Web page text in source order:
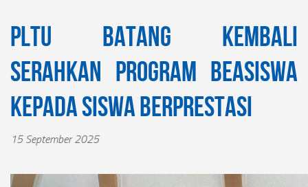
PLTU Batang Kembali
Serahkan Program Beasiswa
kepada Siswa Berprestasi
15 September 2025